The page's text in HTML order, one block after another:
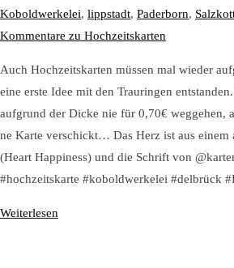
Koboldwerkelei, lippstadt, Paderborn,
Kommentare zu Hochzeitskarten
Auch Hochzeitskarten müssen mal wieder
eine erste Idee mit den Trauringen
aufgrund der Dicke nie für 0,70€ weggehen,
ne Karte verschickt… Das Herz ist aus einem
(Heart Happiness) und die Schrift von
#hochzeitskarte #koboldwerkelei #delbrück
Weiterlesen